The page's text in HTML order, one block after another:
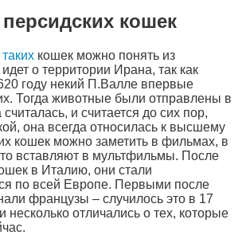
кошек
таких кошек можно понять из
о территории Ирана, так как
году некий П.Валле впервые
Тогда животные были отправлены в
и считается до сих пор,
она всегда относилась к высшему
кошек можно заметить в фильмах, в
вставляют в мультфильмы. После
в Италию, они стали
по всей Европе. Первыми после
французы – случилось это в 17
несколько отличались о тех, которые